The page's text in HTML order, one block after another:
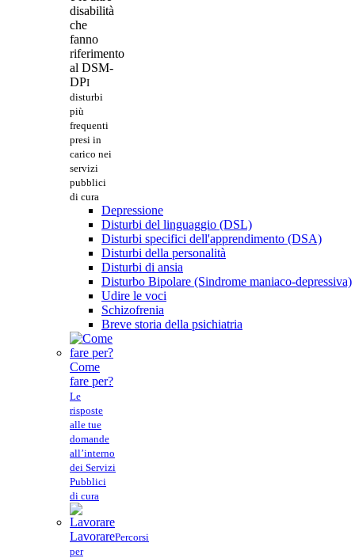
disabilità
che
fanno
riferimento
al DSM-
DPI
disturbi
più
frequenti
presi in
carico nei
servizi
pubblici
di cura
Depressione
Disturbi del linguaggio (DSL)
Disturbi specifici dell'apprendimento (DSA)
Disturbi della personalità
Disturbi di ansia
Disturbo Bipolare (Sindrome maniaco-depressiva)
Udire le voci
Schizofrenia
Breve storia della psichiatria
Come
fare per?
Le
risposte
alle tue
domande
all’interno
dei Servizi
Pubblici
di cura
LavorarePercorsi
per